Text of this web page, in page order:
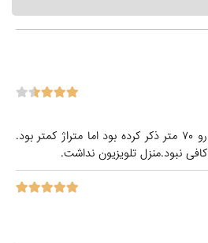
سلام متاسفانه میزبان متراژ رو ۷۰ متر ذکر کرده بود اما متراژ کمتر بود.
نبود.منزل تلویزیون نداشت.